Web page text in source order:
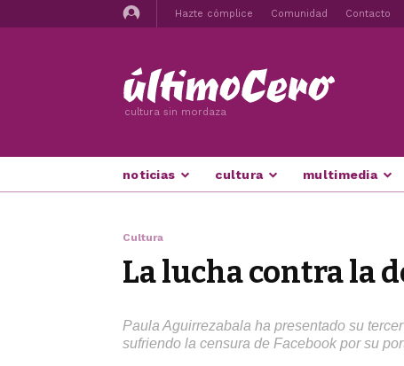
Hazte cómplice Comunidad Contacto
cultura sin mordaza
noticias cultura multimedia
Cultura
La lucha contra la
Paula Aguirrezabala ha presentado su
sufriendo la censura de Facebook por su